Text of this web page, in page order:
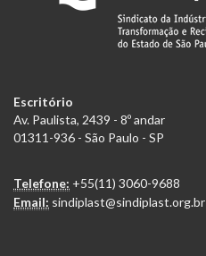
Escritório
Av. Paulista, 2439 - 8º andar
01311-936 - São Paulo - SP
Telefone: +55(11) 3060-9688
Email: sindiplast@sindiplast.org.br